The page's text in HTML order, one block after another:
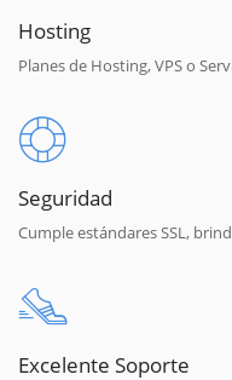
Hosting
Planes de Hosting, VPS o
Seguridad
Cumple estándares SSL,
Excelente Soporte